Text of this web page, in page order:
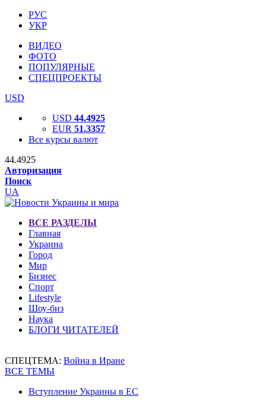
РУС
УКР
ВИДЕО
ФОТО
ПОПУЛЯРНЫЕ
СПЕЦПРОЕКТЫ
USD
USD 44.4925
EUR 51.3357
Все курсы валют
44.4925
Авторизация
Поиск
UA
ВСЕ РАЗДЕЛЫ
Главная
Украина
Город
Мир
Бизнес
Спорт
Lifestyle
Шоу-биз
Наука
БЛОГИ ЧИТАТЕЛЕЙ
СПЕЦТЕМА: Война в Иране
ВСЕ ТЕМЫ
Вступление Украины в ЕС